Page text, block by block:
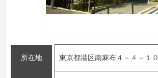
所在地 東京都港区南麻布４－４－１０